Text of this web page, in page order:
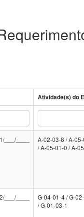
Atividade(s) do
___/____
A-02-03-8 / A-
/ A-05-01-0 / A-
___/____
G-04-01-4 / G-
/ G-01-03-1